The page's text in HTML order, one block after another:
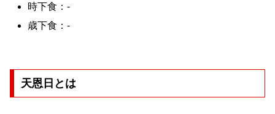
時下食：-
歳下食：-
天恩日とは